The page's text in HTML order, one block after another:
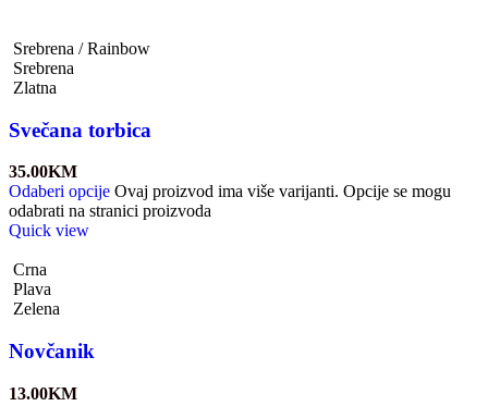
Srebrena / Rainbow
Srebrena
Zlatna
Svečana torbica
35.00KM
Odaberi opcije Ovaj proizvod ima više varijanti. Opcije se mogu
odabrati na stranici proizvoda
Quick view
Crna
Plava
Zelena
Novčanik
13.00KM